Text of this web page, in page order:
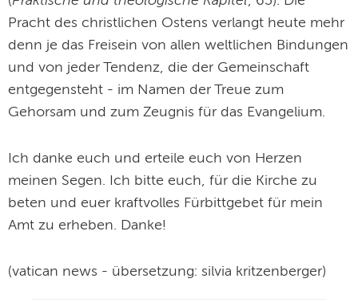
Pracht des christlichen Ostens verlangt heute mehr
denn je das Freisein von allen weltlichen Bindungen
und von jeder Tendenz, die der Gemeinschaft
entgegensteht - im Namen der Treue zum
Gehorsam und zum Zeugnis für das Evangelium.
Ich danke euch und erteile euch von Herzen
meinen Segen. Ich bitte euch, für die Kirche zu
beten und euer kraftvolles Fürbittgebet für mein
Amt zu erheben. Danke!
(vatican news - übersetzung: silvia kritzenberger)